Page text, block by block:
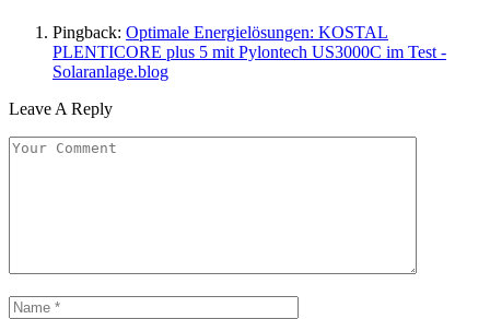
Pingback: Optimale Energielösungen: KOSTAL
PLENTICORE plus 5 mit Pylontech US3000C im Test -
Solaranlage.blog
Leave A Reply